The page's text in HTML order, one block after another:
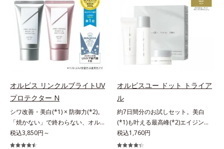
オルビス リンクルブライトUV
プロテクター N
シワ改善・美白(*1) × 防御力(*2)。
「焼かない」で終わらない、オルビ
ス最高峰(*3)日焼け止め。シワ改
善・美白(*1) × 防御力(*2)「焼かな
税込3,850円～
オルビスユー ドット トライア
ル
約7日間分のお試しセット。美白
(*1)も叶える最高峰(*2)エイジング
ケア(*3)。ハリも透明感(*4)も結果
主義。年齢サイン(*5)の因子に着目
税込1,760円